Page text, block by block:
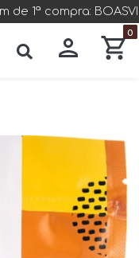
de 1ª compra:
0